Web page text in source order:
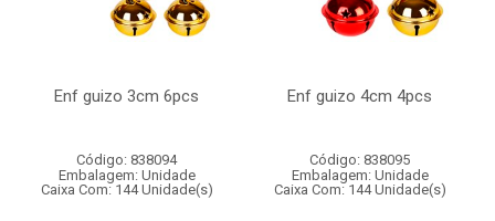
Enf guizo 3cm 6pcs
Código: 838094
Embalagem: Unidade
Caixa Com: 144 Unidade(s)
Enf guizo 4cm 4pcs
Código: 838095
Embalagem: Unidade
Caixa Com: 144 Unidade(s)